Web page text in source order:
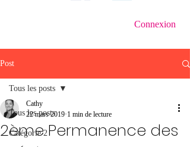
Connexion
Post
Tous les posts
Catégorie 2
Tous les posts
2ème Permanence des
Cathy
22 mars 2019 1 min de lecture